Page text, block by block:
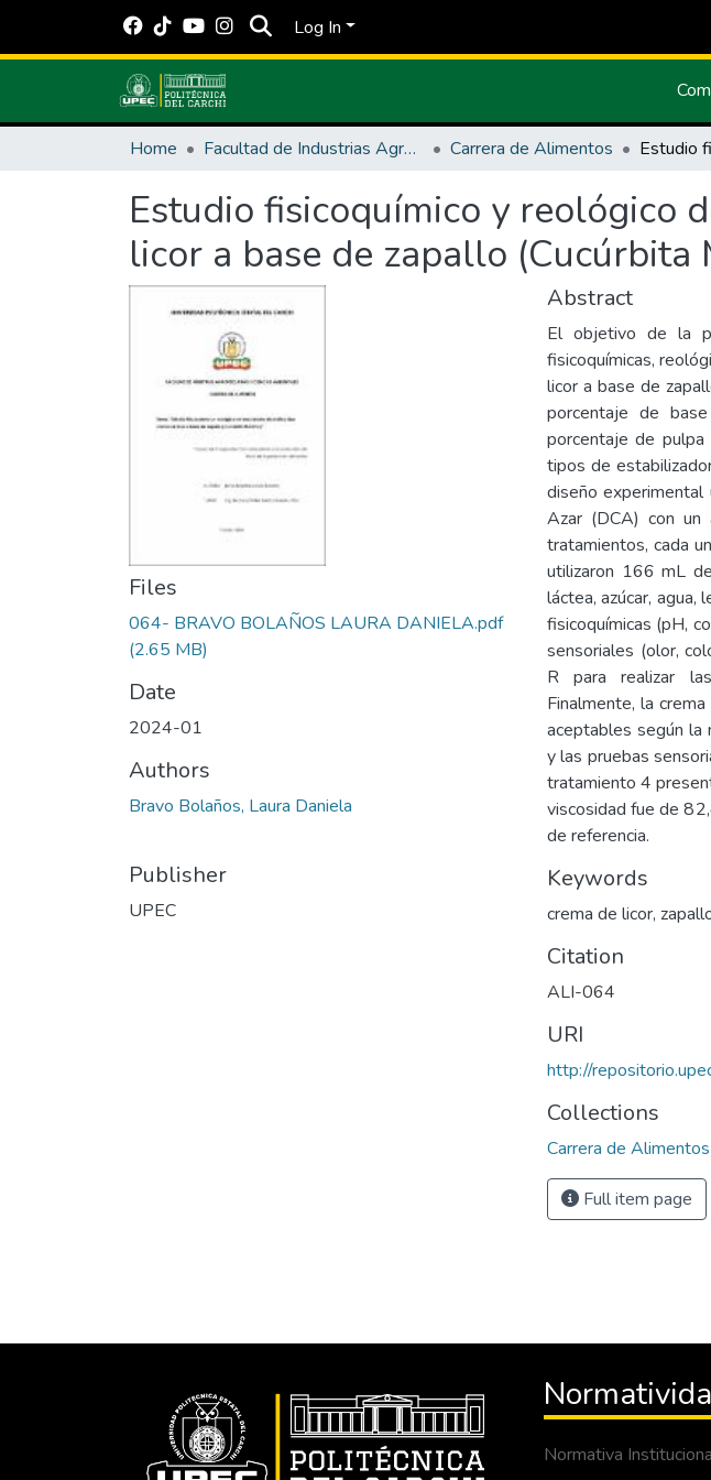
Log In
Home Facultad de Industrias Agropecuarias y Ciencias Ambientales Carrera de Alimentos
Estudio fisicoquímico y reológico
licor a base de zapallo (Cucúrbita
Files
064- BRAVO BOLAÑOS LAURA DANIELA.pdf
(2.65 MB)
Date
2024-01
Authors
Bravo Bolaños, Laura Daniela
Publisher
UPEC
Abstract
El objetivo de la
fisicoquímicas,
licor a base de
porcentaje de
porcentaje de
tipos de
diseño
Azar (DCA) con
tratamientos, cada
utilizaron 166 mL
láctea, azúcar, agua,
fisicoquímicas (pH,
sensoriales (olor,
R para realizar
Finalmente, la
aceptables según la
y las pruebas
tratamiento 4
viscosidad fue de
de referencia.
Keywords
crema de licor,
Citation
ALI-064
URI
http://
Collections
Carrera de Alimentos
Full item page
Normativa